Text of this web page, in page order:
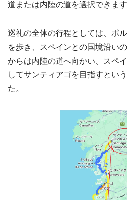
道または内陸の道を選択できます
巡礼の全体の行程としては、ポ
を歩き、スペインとの国境沿い
からは内陸の道へ向かい、スペ
してサンティアゴを目指すとい
た。